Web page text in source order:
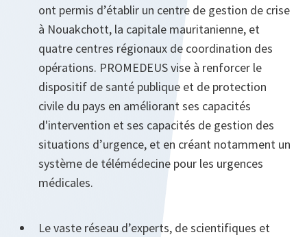
ont permis d’établir un centre de gestion de crise
à Nouakchott, la capitale mauritanienne, et
quatre centres régionaux de coordination des
opérations. PROMEDEUS vise à renforcer le
dispositif de santé publique et de protection
civile du pays en améliorant ses capacités
d'intervention et ses capacités de gestion des
situations d’urgence, et en créant notamment un
système de télémédecine pour les urgences
médicales.
Le vaste réseau d’experts, de scientifiques et